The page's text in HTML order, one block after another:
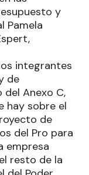
y
Pamela
integrantes
de
del Anexo C,
hay sobre el
de
del Pro para
empresa
resto de la